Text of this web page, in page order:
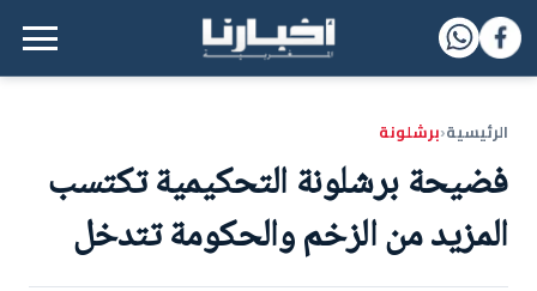
القائمة الرئيسية
الرئيسية‹برشلونة
فضيحة برشلونة التحكيمية تكتسب
المزيد من الزخم والحكومة تتدخل